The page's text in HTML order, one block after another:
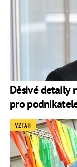
Děsivé detaily
pro
VZTAH